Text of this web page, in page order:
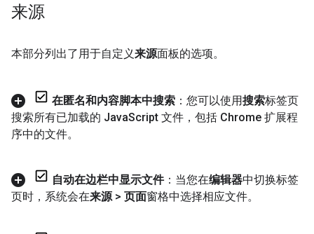
来源
本部分列出了用于自定义来源面板的选项。
在匿名和内容脚本中搜索 ：您可以使用搜索标签页
搜索所有已加载的 JavaScript 文件，包括 Chrome 扩展程
序中的文件。
自动在边栏中显示文件：当您在编辑器中切换标签
页时，系统会在来源 > 页面窗格中选择相应文件。